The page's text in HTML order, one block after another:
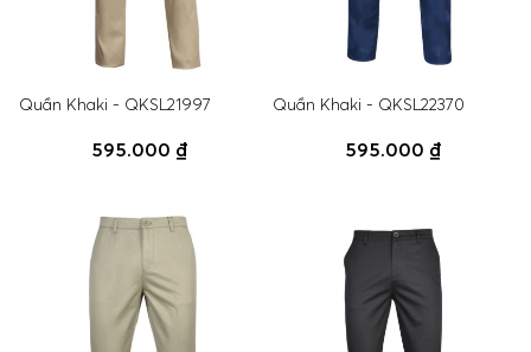
Quần Khaki - QKSL21997
595.000 ₫
Quần Khaki - QKSL22370
595.000 ₫